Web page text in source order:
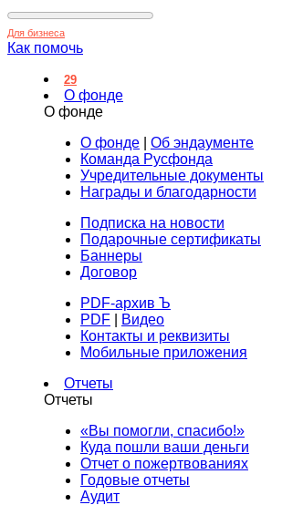
Для бизнеса
Как помочь
29
О фонде
О фонде
О фонде
Об эндаументе
Команда Русфонда
Учредительные документы
Награды и благодарности
Подписка на новости
Подарочные сертификаты
Баннеры
Договор
PDF-архив Ъ
PDF
Видео
Контакты и реквизиты
Мобильные приложения
Отчеты
Отчеты
«Вы помогли, спасибо!»
Куда пошли ваши деньги
Отчет о пожертвованиях
Годовые отчеты
Аудит